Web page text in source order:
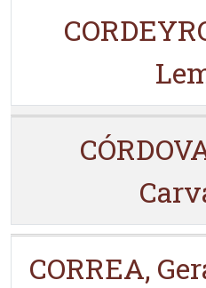
CORREA,